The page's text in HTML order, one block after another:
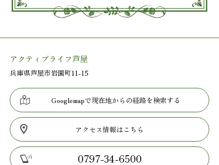
アクティブライフ芦屋
兵庫県芦屋市岩園町11-15
Googlemapで現在地からの経路を検索する
アクセス情報はこちら
0797-34-6500